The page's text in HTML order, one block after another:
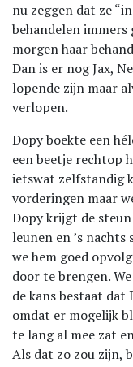
nu zeggen dat ze
behandelen
morgen haar
Dan is er nog Jax,
lopende zijn maar
verlopen.
Dopy boekte een
een beetje rechtop
ietswat zelfstandig
vorderingen maar
Dopy krijgt de
leunen en ’s
we hem goed
door te brengen.
de kans bestaat
omdat er mogelijk
te lang al mee zat
Als dat zo zou zijn,